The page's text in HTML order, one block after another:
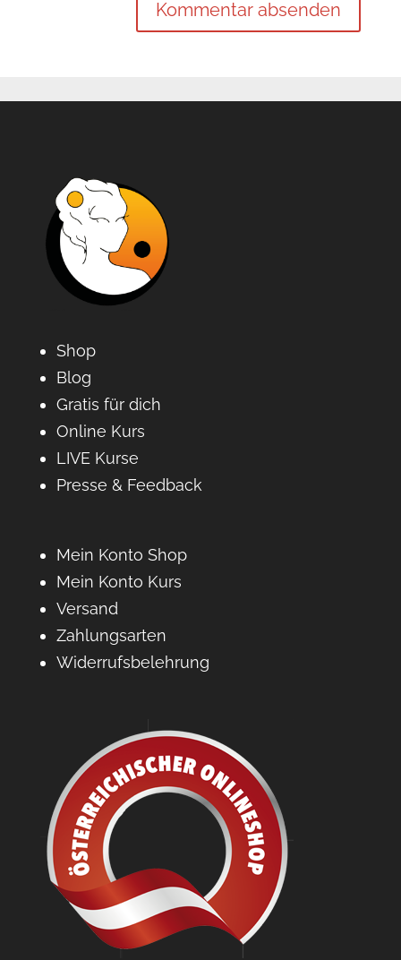
Shop
Blog
Gratis für dich
Online Kurs
LIVE Kurse
Presse & Feedback
Mein Konto Shop
Mein Konto Kurs
Versand
Zahlungsarten
Widerrufsbelehrung